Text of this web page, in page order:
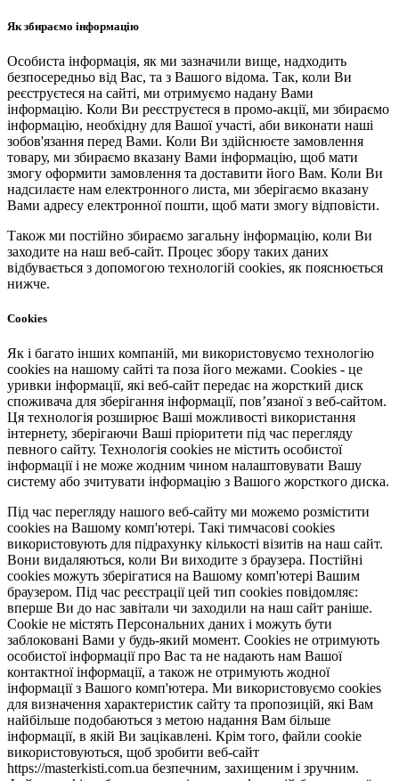
Як збираємо інформацію
Особиста інформація, як ми зазначили вище, надходить
безпосередньо від Вас, та з Вашого відома. Так, коли Ви
реєструєтеся на сайті, ми отримуємо надану Вами
інформацію. Коли Ви реєструєтеся в промо-акції, ми збираємо
інформацію, необхідну для Вашої участі, аби виконати наші
зобов'язання перед Вами. Коли Ви здійснюєте замовлення
товару, ми збираємо вказану Вами інформацію, щоб мати
змогу оформити замовлення та доставити його Вам. Коли Ви
надсилаєте нам електронного листа, ми зберігаємо вказану
Вами адресу електронної пошти, щоб мати змогу відповісти.
Також ми постійно збираємо загальну інформацію, коли Ви
заходите на наш веб-сайт. Процес збору таких даних
відбувається з допомогою технологій cookies, як пояснюється
нижче.
Cookies
Як і багато інших компаній, ми використовуємо технологію
cookies на нашому сайті та поза його межами. Cookies - це
уривки інформації, які веб-сайт передає на жорсткий диск
споживача для зберігання інформації, пов’язаної з веб-сайтом.
Ця технологія розширює Ваші можливості використання
інтернету, зберігаючи Ваші пріоритети під час перегляду
певного сайту. Технологія cookies не містить особистої
інформації і не може жодним чином налаштовувати Вашу
систему або зчитувати інформацію з Вашого жорсткого диска.
Під час перегляду нашого веб-сайту ми можемо розмістити
cookies на Вашому комп'ютері. Такі тимчасові cookies
використовують для підрахунку кількості візитів на наш сайт.
Вони видаляються, коли Ви виходите з браузера. Постійні
cookies можуть зберігатися на Вашому комп'ютері Вашим
браузером. Під час реєстрації цей тип cookies повідомляє:
вперше Ви до нас завітали чи заходили на наш сайт раніше.
Cookie не містять Персональних даних і можуть бути
заблоковані Вами у будь-який момент. Сookies не отримують
особистої інформації про Вас та не надають нам Вашої
контактної інформації, а також не отримують жодної
інформації з Вашого комп'ютера. Ми використовуємо cookies
для визначення характеристик сайту та пропозицій, які Вам
найбільше подобаються з метою надання Вам більше
інформації, в якій Ви зацікавлені. Крім того, файли cookie
використовуються, щоб зробити веб-сайт
https://masterkisti.com.ua безпечним, захищеним і зручним.